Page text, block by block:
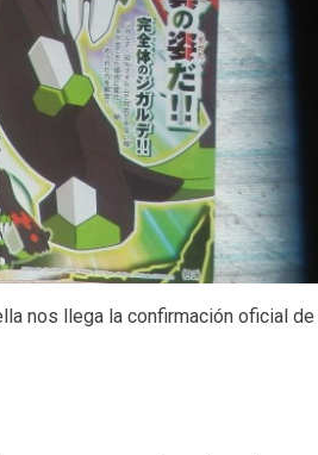
nos llega la confirmación oficial de